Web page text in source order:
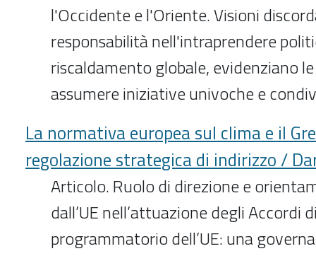
l'Occidente e l'Oriente. Visioni
responsabilità nell'intraprendere
riscaldamento globale, evidenziano
assumere iniziative univoche e
La normativa europea sul clima e il
regolazione strategica di indirizzo /
Articolo. Ruolo di direzione e
dall’UE nell’attuazione degli Accordi
programmatorio dell’UE: una